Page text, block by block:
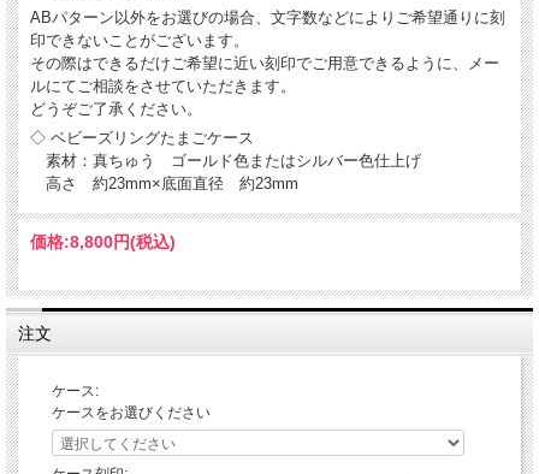
ABパターン以外をお選びの場合、文字数などによりご希望通りに刻
印できないことがございます。
その際はできるだけご希望に近い刻印でご用意できるように、メー
ルにてご相談をさせていただきます。
どうぞご了承ください。
◇ ベビーズリングたまごケース
素材：真ちゅう ゴールド色またはシルバー色仕上げ
高さ 約23mm×底面直径 約23mm
価格:8,800円(税込)
注文
ケース:
ケースをお選びください